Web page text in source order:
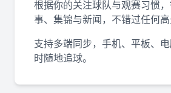
根据你的关注球队与观赛习惯
事、集锦与新闻，不错过任何高
支持多端同步，手机、平板、
时随地追球。